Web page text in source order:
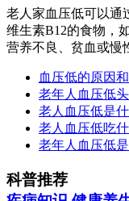
老人家血压低可以通
维生素B12的食物，
营养不良、贫血或慢
血压低的原因
老年人血压低
老人血压低是
老人血压低吃
老年人血压低
科普推荐